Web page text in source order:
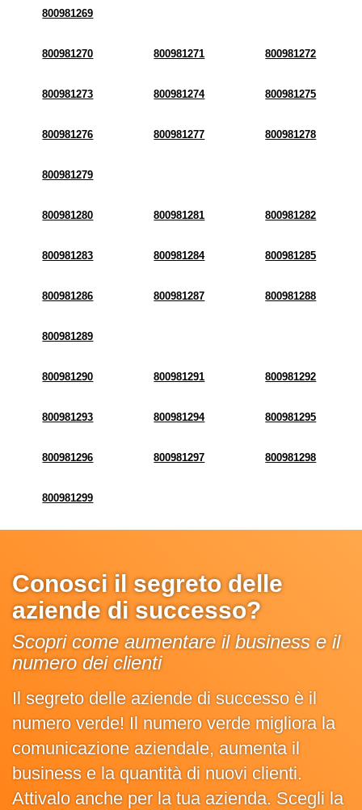
800981269
800981270 800981271 800981272
800981273 800981274 800981275
800981276 800981277 800981278
800981279
800981280 800981281 800981282
800981283 800981284 800981285
800981286 800981287 800981288
800981289
800981290 800981291 800981292
800981293 800981294 800981295
800981296 800981297 800981298
800981299
Conosci il segreto delle
aziende di successo?
Scopri come aumentare il business e il
numero dei clienti
Il segreto delle aziende di successo è il
numero verde! Il numero verde migliora la
comunicazione aziendale, aumenta il
business e la quantità di nuovi clienti.
Attivalo anche per la tua azienda. Scegli la